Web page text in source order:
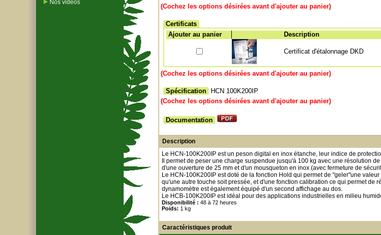
Nos vidéos
(Cochez les options désirées avant d'ajouter au panier)
Certificats
Ajouter au panier
Description
Certificat d'étalonnage DKD
(Cochez les options désirées avant d'ajouter au panier)
Spécification
HCN 100K200IP
(Cochez les options désirées avant d'ajouter au panier)
Documentation
Description
Le HCN-100K200IP est un peson digital en inox étanche, leur indice de
Il permet de peser une charge suspendue jusqu'à 100 kg avec une résolution
d'une ouverture de 25 mm et d'un mousqueton en inox (avec fermeture de
Le HCN-100K200IP est doté de la fonction Hold qui permet de "geler"une
qu'une autre touche soit pressée, et d'une fonction calibration ce qui permet de
dynamomètre est également équipé d'un second affichage au dos.
Le HCB-100K200IP est idéal pour des applications industrielles en milieu
Disponibilité : 48 à 72 heures
Poids: 1 kg
Caractéristiques produit